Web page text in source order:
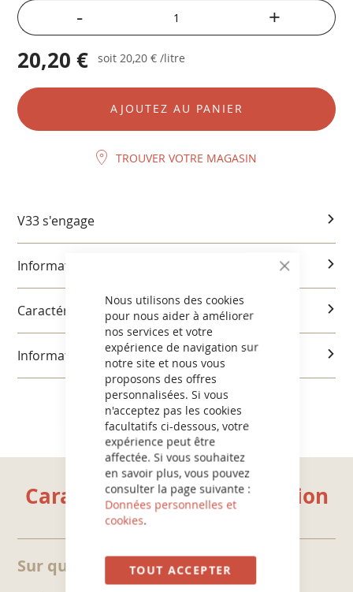
CLOSE
COOKIE
Nous utilisons des cookies
pour nous aider à améliorer
nos services et votre
expérience de navigation sur
notre site et nous vous
proposons des offres
personnalisées. Si vous
n'acceptez pas les cookies
facultatifs ci-dessous, votre
expérience peut être
affectée. Si vous souhaitez
en savoir plus, vous pouvez
consulter la page suivante :
Données personnelles et
cookies.
TOUT ACCEPTER
- +
20,20 € soit 20,20 € /litre
AJOUTEZ AU PANIER
TROUVER VOTRE MAGASIN
V33 s'engage
Informations produits
Caractéristiques et utilisation
Informations réglementaires
Caractéristiques et utilisation
Sur quels supports ?